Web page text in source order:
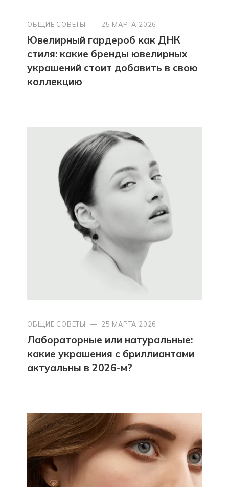
ОБЩИЕ СОВЕТЫ — 25 МАРТА 2026
Ювелирный гардероб как ДНК
стиля: какие бренды ювелирных
украшений стоит добавить в свою
коллекцию
ОБЩИЕ СОВЕТЫ — 25 МАРТА 2026
Лабораторные или натуральные:
какие украшения с бриллиантами
актуальны в 2026-м?